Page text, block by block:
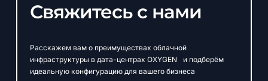
Свяжитесь с нами
Расскажем вам о преимуществах облачной
инфраструктуры в дата-центрах OXYGEN и подберём
идеальную конфигурацию для вашего бизнеса